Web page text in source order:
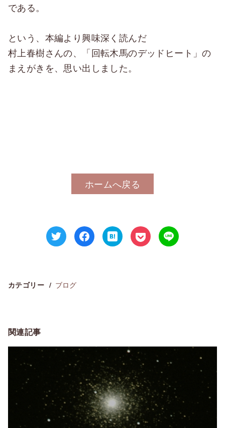
である。
という、本編より興味深く読んだ
村上春樹さんの、「回転木馬のデッドヒート」の
まえがきを、思い出しました。
ホームへ戻る
カテゴリー ブログ
関連記事